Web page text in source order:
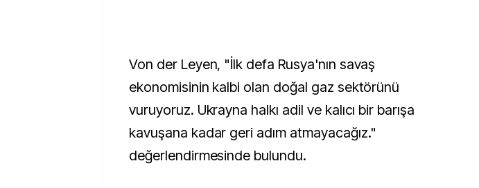
Von der Leyen, "İlk defa Rusya'nın savaş
ekonomisinin kalbi olan doğal gaz sektörünü
vuruyoruz. Ukrayna halkı adil ve kalıcı bir barışa
kavuşana kadar geri adım atmayacağız."
değerlendirmesinde bulundu.